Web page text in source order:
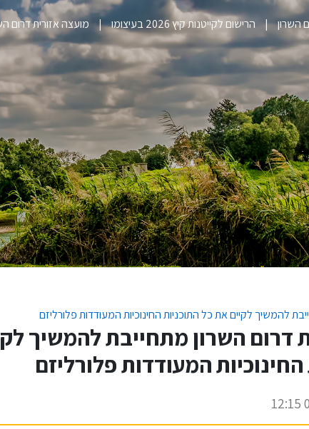
השרון הרישום לקייטנות קיץ 2026 בעיצומו מועצה אזורית
להמשיך לקיים את כל התוכניות החינוכיות המעודדות פלורליזם
דרום השרון מתחייבת להמשיך
המעודדות פלורליזם